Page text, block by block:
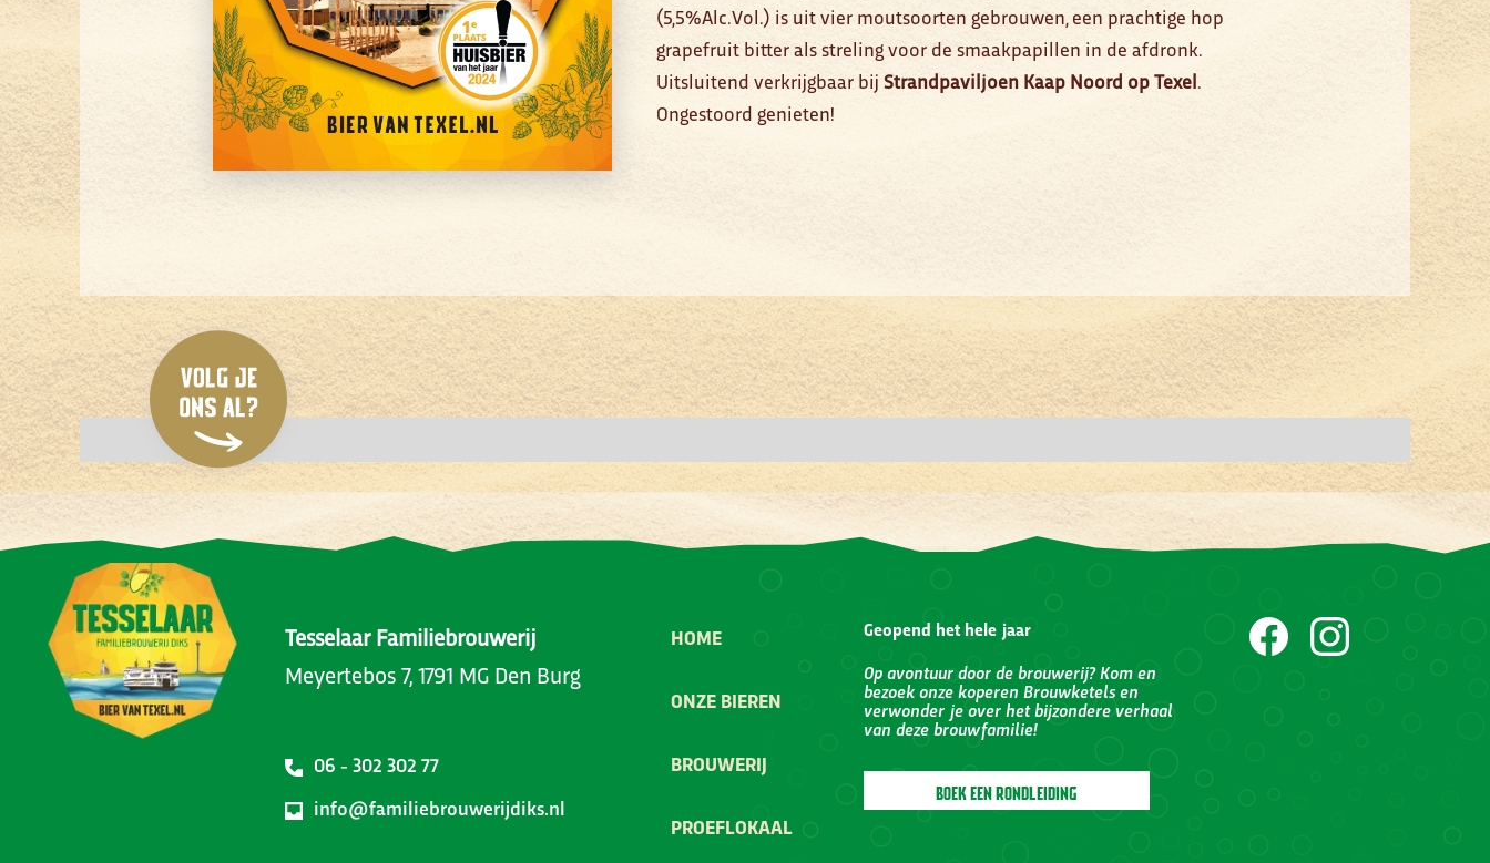
(5,5%Alc.Vol.) is uit vier moutsoorten gebrouwen, een prachtige hop
grapefruit bitter als streling voor de smaakpapillen in de afdronk.
Uitsluitend verkrijgbaar bij Strandpaviljoen Kaap Noord op Texel.
Ongestoord genieten!
Tesselaar Familiebrouwerij
Meyertebos 7, 1791 MG Den Burg
06 - 302 302 77
info@familiebrouwerijdiks.nl
HOME
ONZE BIEREN
BROUWERIJ
PROEFLOKAAL
Geopend het hele jaar
Op avontuur door de brouwerij? Kom en
bezoek onze koperen Brouwketels en
verwonder je over het bijzondere verhaal
van deze brouwfamilie!
BOEK EEN RONDLEIDING